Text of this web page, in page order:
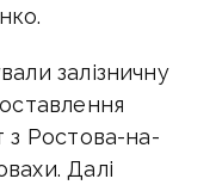
залізничну
з Ростова-на-
Далі